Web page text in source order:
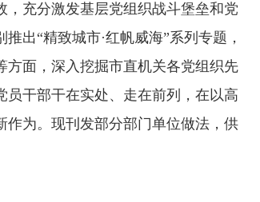
充分激发基层党组织战斗堡垒和党
出“精致城市·红帆威海”系列专题，
面，深入挖掘市直机关各党组织先
干部干在实处、走在前列，在以高
作为。现刊发部分部门单位做法，供